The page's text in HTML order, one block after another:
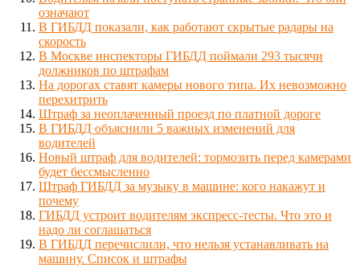
означают
В ГИБДД показали, как работают скрытые радары на
скорость
В Москве инспекторы ГИБДД поймали 293 тысячи
должников по штрафам
На дорогах ставят камеры нового типа. Их невозможно
перехитрить
Штраф за неоплаченный проезд по платной дороге
В ГИБДД объяснили 5 важных изменений для
водителей
Новый штраф для водителей: тормозить перед камерами
будет бессмысленно
Штраф ГИБДД за музыку в машине: кого накажут и
почему
ГИБДД устроит водителям экспресс-тесты. Что это и
надо ли соглашаться
В ГИБДД перечислили, что нельзя устанавливать на
машину. Список и штрафы